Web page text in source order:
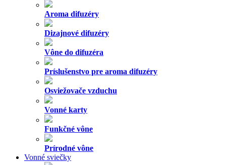
Aroma difuzéry
Dizajnové difuzéry
Vône do difuzéra
Príslušenstvo pre aroma difuzéry
Osviežovače vzduchu
Vonné karty
Funkčné vône
Prírodné vône
Vonné sviečky